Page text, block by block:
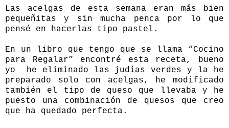
Las acelgas de esta semana eran más bien
pequeñitas y sin mucha penca por lo que
pensé en hacerlas tipo pastel.
En un libro que tengo que se llama “Cocino
para Regalar” encontré esta receta, bueno
yo he eliminado las judías verdes y la he
preparado solo con acelgas, he modificado
también el tipo de queso que llevaba y he
puesto una combinación de quesos que creo
que ha quedado perfecta.